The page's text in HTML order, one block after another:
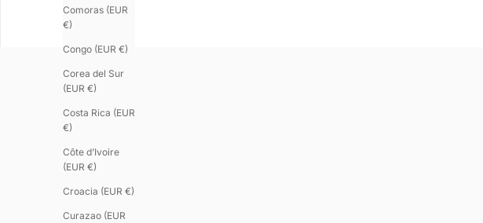
Comoras (EUR
€)
Congo (EUR €)
Corea del Sur
(EUR €)
Costa Rica (EUR
€)
Côte d’Ivoire
(EUR €)
Croacia (EUR €)
Curazao (EUR
Brazalete de plata para mujer